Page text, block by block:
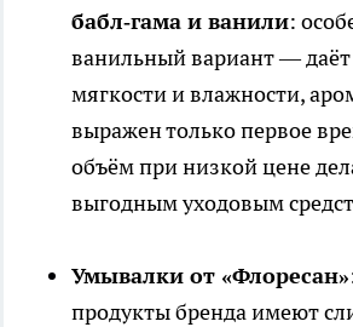
бабл‑гама и ванили:
ванильный вариант —
мягкости и влажности,
выражен только первое
объём при низкой цене
выгодным уходовым
Умывалки от «Флоресан»
продукты бренда имеют